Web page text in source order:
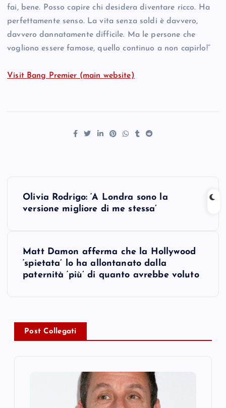
fai, bene. Posso capire chi desidera diventare ricco. Ha
perfettamente senso. La vita senza soldi è davvero,
davvero dannatamente difficile. Ma le persone che
vogliono essere famose, quello continuo a non capirlo!”
Visit Bang Premier (main website)
v
Olivia Rodrigo: ‘A Londra sono la
versione migliore di me stessa’
Matt Damon afferma che la Hollywood
‘spietata’ lo ha allontanato dalla
paternità ‘più’ di quanto avrebbe voluto
Post Collegati